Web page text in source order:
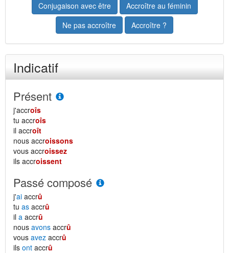
Conjugaison avec être
Accroître au féminin
Ne pas accroître
Accroître ?
Indicatif
Présent
j'accroîs
tu accroîs
il accroît
nous accroissons
vous accroissez
ils accroissent
Passé composé
j'ai accrû
tu as accrû
il a accrû
nous avons accrû
vous avez accrû
ils ont accrû